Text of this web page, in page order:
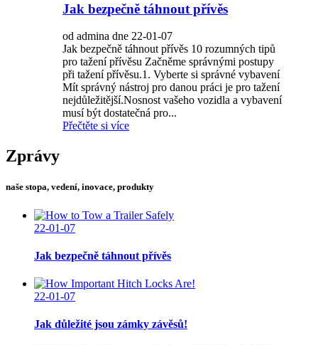
Jak bezpečně táhnout přívěs
od admina dne 22-01-07
Jak bezpečně táhnout přívěs 10 rozumných tipů
pro tažení přívěsu Začněme správnými postupy
při tažení přívěsu.1. Vyberte si správné vybavení
Mít správný nástroj pro danou práci je pro tažení
nejdůležitější.Nosnost vašeho vozidla a vybavení
musí být dostatečná pro...
Přečtěte si více
Zprávy
naše stopa, vedení, inovace, produkty
22-01-07
Jak bezpečně táhnout přívěs
22-01-07
Jak důležité jsou zámky závěsů!